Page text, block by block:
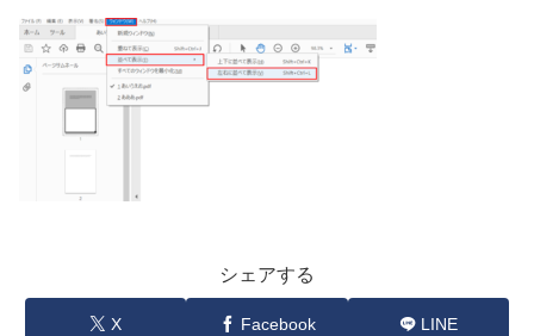
シェアする
X Facebook LINE